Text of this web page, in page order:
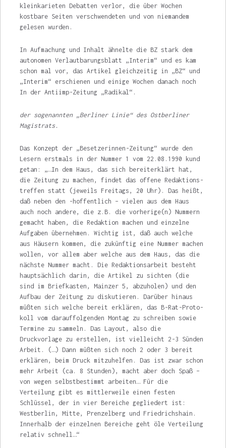
kleinkarieten Debatten verlor, die über Wochen
kostbare Seiten verschwendeten und von nie­mandem
gelesen wurden.
In Aufmachung und Inhalt ähnelte die BZ stark dem
autonomen Verlautbarungsblatt „Interim“ und es kam
schon mal vor, das Artikel gleichzeitig in „BZ“ und
„Interim“ erschienen und einige Wochen danach noch
In der Antiimp-Zeitung „Radikal“.
der sogenannten „Berliner Linie“ des Ostberliner
Magistrats.
Das Konzept der „Besetzerinnen-Zeitung“ wurde den
Lesern erstmals in der Nummer 1 vom 22.08.1990 kund
getan: „…In dem Haus, das sich bereiterklärt hat,
die Zei­tung zu machen, findet das offene Redaktions­
treffen statt (jeweils Freitags, 20 Uhr). Das heißt,
daß neben den -hoffentlich – vielen aus dem Haus
auch noch andere, die z.B. die vorherige(n) Nummern
gemacht haben, die Redaktion machen und einzelne
Aufgaben über­nehmen. Wichtig ist, daß auch welche
aus Häusern kommen, die zukünftig eine Nummer machen
wollen, vor allem aber welche aus dem Haus, das die
nächste Nummer macht. Die Redaktionsarbeit besteht
hauptsächlich darin, die Artikel zu sichten (die
sind im Briefkasten, Mainzer 5, abzuholen) und den
Aufbau der Zeitung zu diskutieren. Darüber hinaus
müßten sich welche bereit erklären, das B-Rat-Proto­
koll vom darauffolgenden Montag zu schreiben sowie
Termine zu sammeln. Das Layout, also die
Druckvorlage zu erstellen, ist vielleicht 2-3 Sünden
Arbeit. (…) Dann müßten sich noch 2 oder 3 bereit
erklären, beim Druck mitzuhelfen. Das ist zwar schon
mehr Arbeit (ca. 8 Stunden), macht aber doch Spaß –
von wegen selbst­bestimmt arbeiten… Für die
Verteilung gibt es mittlerweile einen festen
Schlüssel, der in vier Bereiche gegliedert ist:
Westberlin, Mitte, Prenzelberg und Friedrichshain.
Innerhalb der einzelnen Bereiche geht öle Verteilung
relativ schnell…“